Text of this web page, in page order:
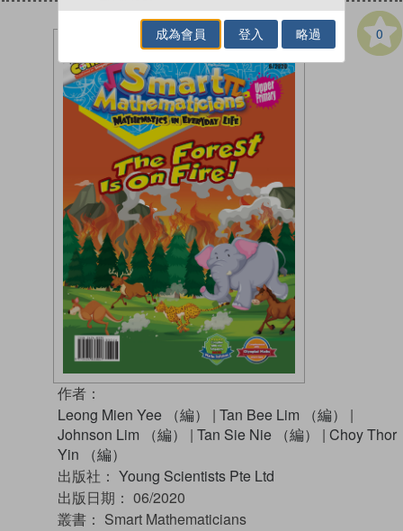
0
作者：
Leong Mien Yee （編）
| Tan Bee Lim （編）
|
Johnson Lim （編）
| Tan Sie Nie （編） | Choy Thor
Yin （編）
出版社： Young Scientists Pte Ltd
出版日期： 06/2020
叢書： Smart Mathematicians
成為會員 登入 略過